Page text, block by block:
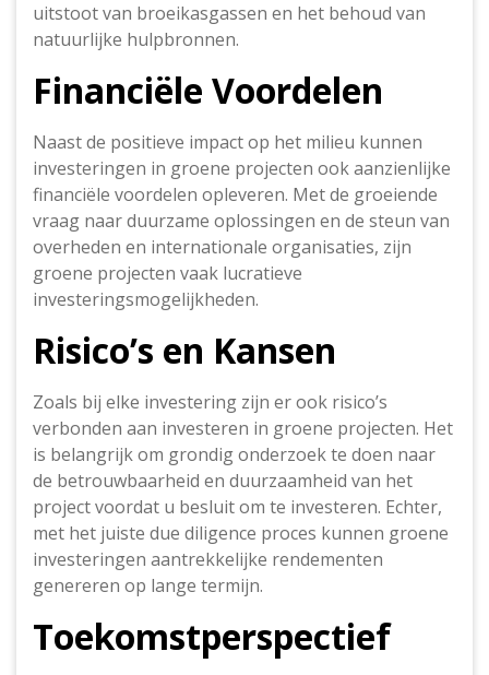
uitstoot van broeikasgassen en het behoud van
natuurlijke hulpbronnen.
Financiële Voordelen
Naast de positieve impact op het milieu kunnen
investeringen in groene projecten ook aanzienlijke
financiële voordelen opleveren. Met de groeiende
vraag naar duurzame oplossingen en de steun van
overheden en internationale organisaties, zijn
groene projecten vaak lucratieve
investeringsmogelijkheden.
Risico’s en Kansen
Zoals bij elke investering zijn er ook risico’s
verbonden aan investeren in groene projecten. Het
is belangrijk om grondig onderzoek te doen naar
de betrouwbaarheid en duurzaamheid van het
project voordat u besluit om te investeren. Echter,
met het juiste due diligence proces kunnen groene
investeringen aantrekkelijke rendementen
genereren op lange termijn.
Toekomstperspectief